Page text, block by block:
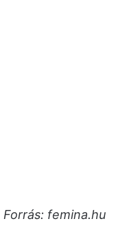
Forrás: femina.hu